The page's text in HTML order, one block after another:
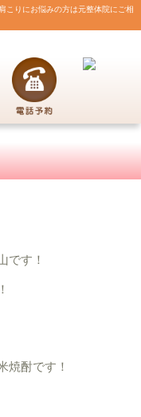
こりにお悩みの方は元整体院にご相
です！
焼酎です！